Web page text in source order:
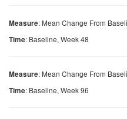
Measure: Mean Change From
Time: Baseline, Week 48
Measure: Mean Change From
Time: Baseline, Week 96